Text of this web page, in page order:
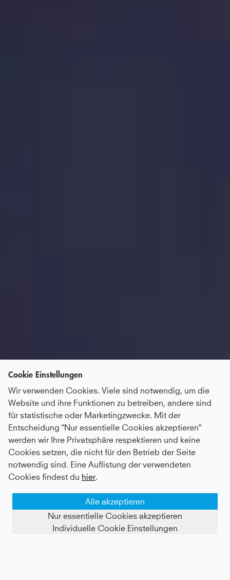
Cookie Einstellungen
Wir verwenden Cookies. Viele sind notwendig, um die
Website und ihre Funktionen zu betreiben, andere sind
für statistische oder Marketingzwecke. Mit der
Entscheidung "Nur essentielle Cookies akzeptieren"
werden wir Ihre Privatsphäre respektieren und keine
Cookies setzen, die nicht für den Betrieb der Seite
notwendig sind. Eine Auflistung der verwendeten
Cookies findest du hier.
Alle akzeptieren
Nur essentielle Cookies akzeptieren
Individuelle Cookie Einstellungen